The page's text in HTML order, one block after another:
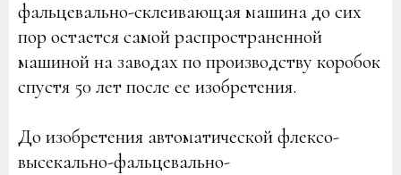
фальцевально-склеивающая машина до сих
пор остается самой распространенной
машиной на заводах по производству коробок
спустя 50 лет после ее изобретения.
До изобретения автоматической флексо-
высекально-фальцевально-